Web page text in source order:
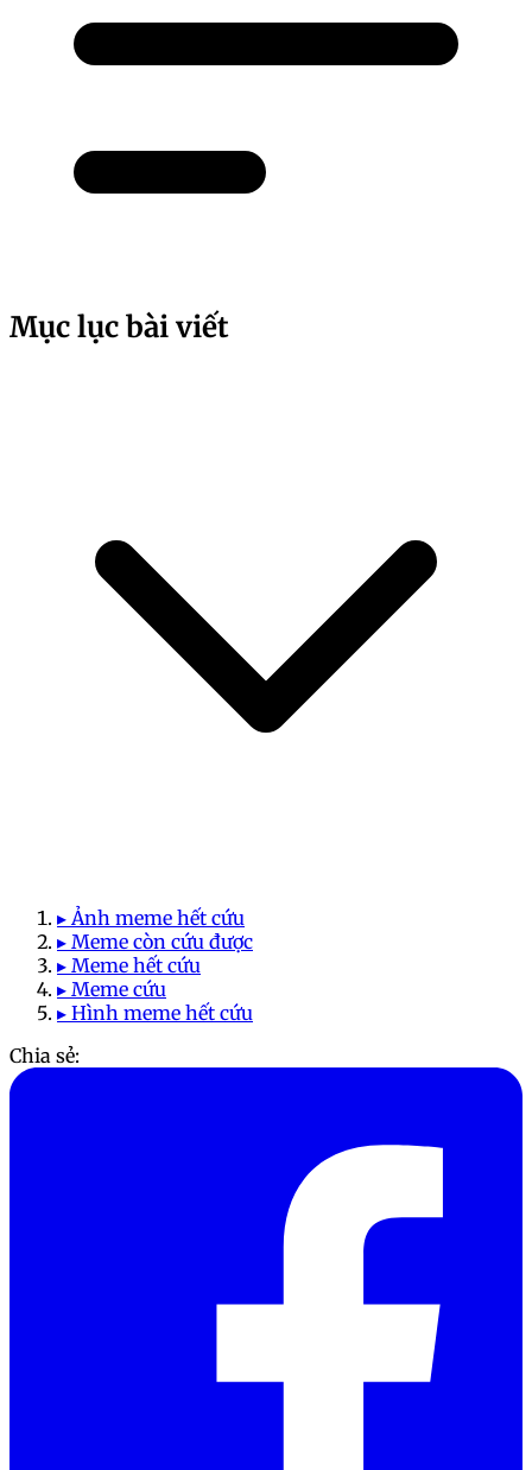
Mục lục bài viết
▸ Ảnh meme hết cứu
▸ Meme còn cứu được
▸ Meme hết cứu
▸ Meme cứu
▸ Hình meme hết cứu
Chia sẻ: